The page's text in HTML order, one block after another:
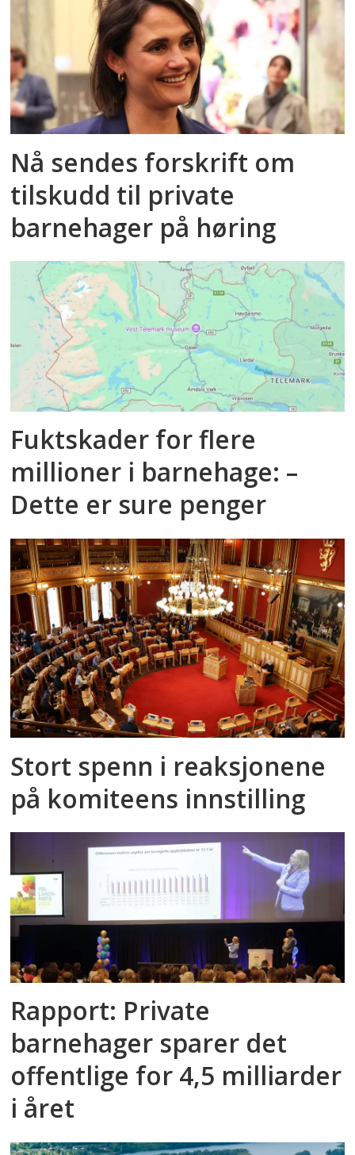
Nå sendes forskrift om
tilskudd til private
barnehager på høring
Fuktskader for flere
millioner i barnehage: –
Dette er sure penger
Stort spenn i reaksjonene
på komiteens innstilling
Rapport: Private
barnehager sparer det
offentlige for 4,5 milliarder
i året